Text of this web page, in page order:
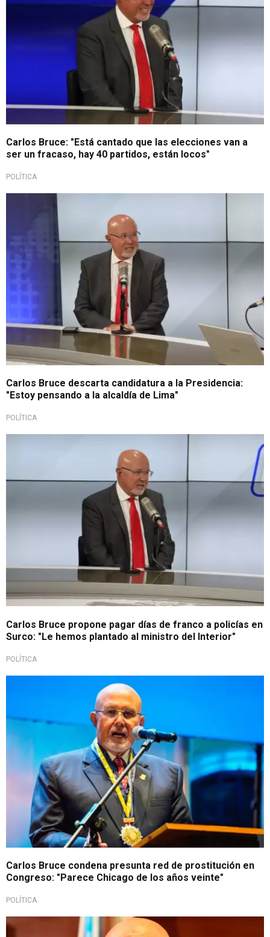
Carlos Bruce: "Está cantado que las elecciones van a
ser un fracaso, hay 40 partidos, están locos"
POLÍTICA
Carlos Bruce descarta candidatura a la Presidencia:
"Estoy pensando a la alcaldía de Lima"
POLÍTICA
Carlos Bruce propone pagar días de franco a policías en
Surco: "Le hemos plantado al ministro del Interior"
POLÍTICA
Carlos Bruce condena presunta red de prostitución en
Congreso: "Parece Chicago de los años veinte"
POLÍTICA
Por polémicas declaraciones